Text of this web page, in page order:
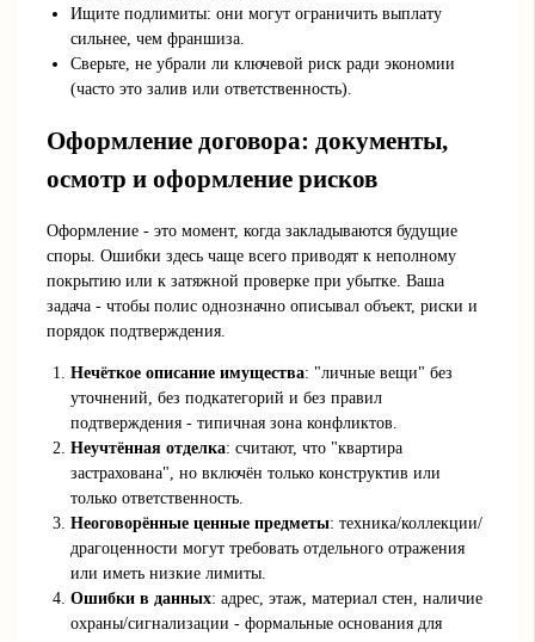
Ищите подлимиты: они могут ограничить выплату
сильнее, чем франшиза.
Сверьте, не убрали ли ключевой риск ради экономии
(часто это залив или ответственность).
Оформление договора: документы,
осмотр и оформление рисков
Оформление - это момент, когда закладываются будущие
споры. Ошибки здесь чаще всего приводят к неполному
покрытию или к затяжной проверке при убытке. Ваша
задача - чтобы полис однозначно описывал объект, риски и
порядок подтверждения.
Нечёткое описание имущества: "личные вещи" без
уточнений, без подкатегорий и без правил
подтверждения - типичная зона конфликтов.
Неучтённая отделка: считают, что "квартира
застрахована", но включён только конструктив или
только ответственность.
Неоговорённые ценные предметы: техника/коллекции/
драгоценности могут требовать отдельного отражения
или иметь низкие лимиты.
Ошибки в данных: адрес, этаж, материал стен, наличие
охраны/сигнализации - формальные основания для